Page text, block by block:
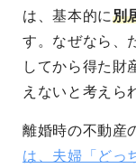
は、基本的に別
す。なぜなら、
してから得た財
えないと考えら
離婚時の不動産
は、夫婦「どっ